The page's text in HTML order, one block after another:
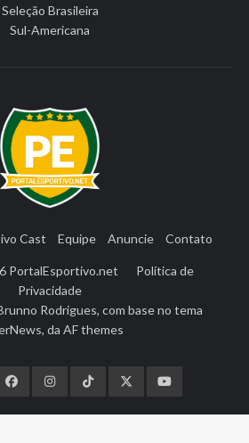
Seleção Brasileira
Sul-Americana
Cast Equipe Anuncie Contato
PortalEsportivo.net
Política de
Privacidade
Rodrigues, com base no tema
, da AF themes